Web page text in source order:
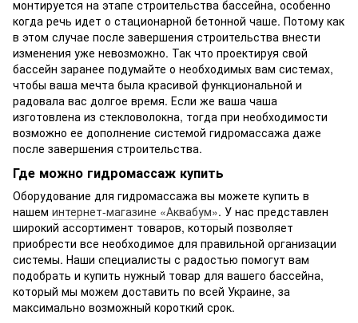
монтируется на этапе строительства бассейна, особенно
когда речь идет о стационарной бетонной чаше. Потому как
в этом случае после завершения строительства внести
изменения уже невозможно. Так что проектируя свой
бассейн заранее подумайте о необходимых вам системах,
чтобы ваша мечта была красивой функциональной и
радовала вас долгое время. Если же ваша чаша
изготовлена из стекловолокна, тогда при необходимости
возможно ее дополнение системой гидромассажа даже
после завершения строительства.
Где можно гидромассаж купить
Оборудование для гидромассажа вы можете купить в
нашем интернет-магазине «Аквабум». У нас представлен
широкий ассортимент товаров, который позволяет
приобрести все необходимое для правильной организации
системы. Наши специалисты с радостью помогут вам
подобрать и купить нужный товар для вашего бассейна,
который мы можем доставить по всей Украине, за
максимально возможный короткий срок.